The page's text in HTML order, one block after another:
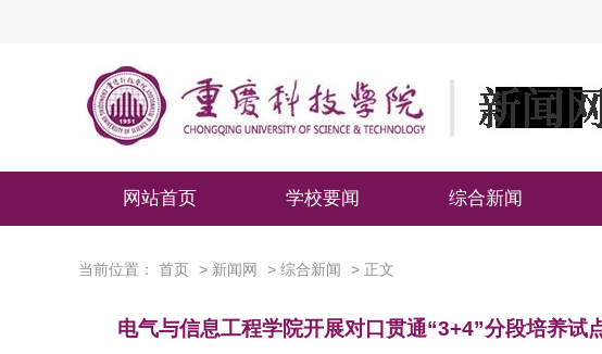
网站首页 学校要闻 综合新闻
当前位置： 首页 > 新闻网 > 综合新闻 > 正文
电气与信息工程学院开展对口贯通“3+4”分段培养试